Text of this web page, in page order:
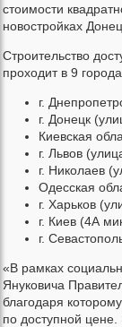
стоимости
новостройках
Строительство
проходит в 9
г.
г. Донецк
Киевская
г. Львов
г. Николаев
Одесская
г. Харьков
г. Киев (4А
г.
«В рамках
Януковича
благодаря
по доступной